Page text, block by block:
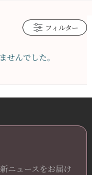
フィルター
せんでした。
ニュースをお届け